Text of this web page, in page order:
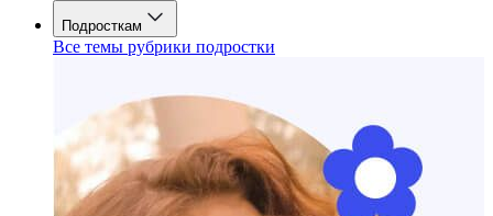
Подросткам
Все темы рубрики подростки